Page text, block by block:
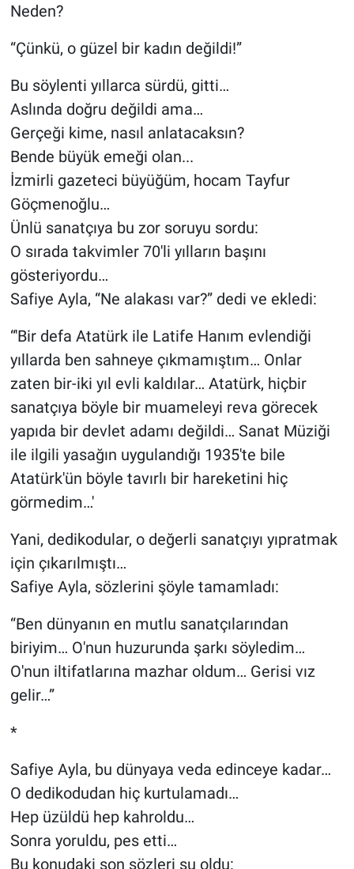
Neden?
“Çünkü, o güzel bir kadın değildi!”
Bu söylenti yıllarca sürdü, gitti…
Aslında doğru değildi ama…
Gerçeği kime, nasıl anlatacaksın?
Bende büyük emeği olan...
İzmirli gazeteci büyüğüm, hocam Tayfur
Göçmenoğlu…
Ünlü sanatçıya bu zor soruyu sordu:
O sırada takvimler 70'li yılların başını
gösteriyordu…
Safiye Ayla, “Ne alakası var?” dedi ve ekledi:
“'Bir defa Atatürk ile Latife Hanım evlendiği
yıllarda ben sahneye çıkmamıştım… Onlar
zaten bir-iki yıl evli kaldılar… Atatürk, hiçbir
sanatçıya böyle bir muameleyi reva görecek
yapıda bir devlet adamı değildi… Sanat Müziği
ile ilgili yasağın uygulandığı 1935'te bile
Atatürk'ün böyle tavırlı bir hareketini hiç
görmedim…'
Yani, dedikodular, o değerli sanatçıyı yıpratmak
için çıkarılmıştı…
Safiye Ayla, sözlerini şöyle tamamladı:
“Ben dünyanın en mutlu sanatçılarından
biriyim… O'nun huzurunda şarkı söyledim…
O'nun iltifatlarına mazhar oldum… Gerisi vız
gelir…”
*
Safiye Ayla, bu dünyaya veda edinceye kadar…
O dedikodudan hiç kurtulamadı…
Hep üzüldü hep kahroldu…
Sonra yoruldu, pes etti…
Bu konudaki son sözleri şu oldu: